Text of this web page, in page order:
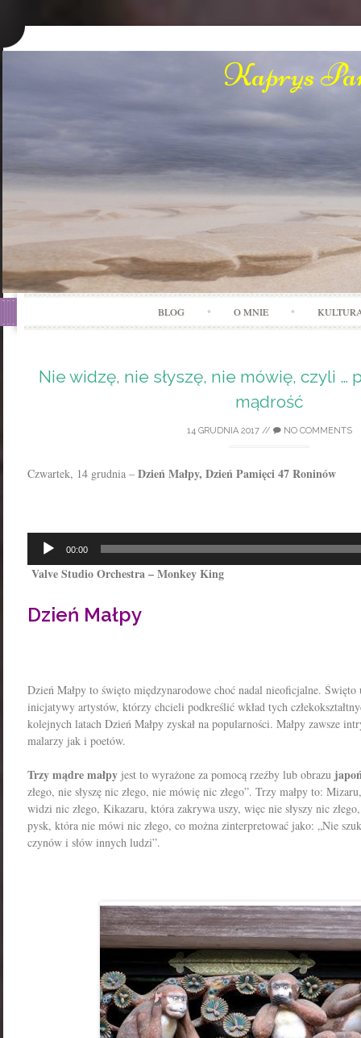
Kaprys
BLOG O MNIE
Nie widzę, nie słyszę, nie mówię, czyli …
mądrość
14 GRUDNIA 2017// NO COMMENTS
Czwartek, 14 grudnia – Dzień Małpy, Dzień Pamięci 47 Roninów
Odtwarzacz
plików
dźwiękowych
00:00
Valve Studio Orchestra – Monkey King
Dzień Małpy
Dzień Małpy to święto międzynarodowe choć nadal nieoficjalne.
inicjatywy artystów, którzy chcieli podkreślić wkład tych
kolejnych latach Dzień Małpy zyskał na popularności. Małpy zawsze
malarzy jak i poetów.
Trzy mądre małpy jest to wyrażone za pomocą rzeźby lub obrazu
złego, nie słyszę nic złego, nie mówię nic złego”. Trzy małpy to:
widzi nic złego, Kikazaru, która zakrywa uszy, więc nie słyszy nic
pysk, która nie mówi nic złego, co można zinterpretować jako: „Nie
czynów i słów innych ludzi”.